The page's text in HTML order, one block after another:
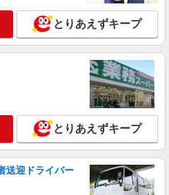
とりあえずキープ
とりあえずキープ
送迎ドライバー